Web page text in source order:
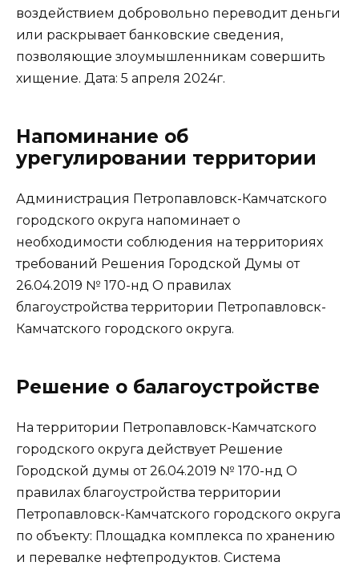
воздействием добровольно переводит деньги
или раскрывает банковские сведения,
позволяющие злоумышленникам совершить
хищение. Дата: 5 апреля 2024г.
Напоминание об
урегулировании территории
Администрация Петропавловск-Камчатского
городского округа напоминает о
необходимости соблюдения на территориях
требований Решения Городской Думы от
26.04.2019 № 170-нд О правилах
благоустройства территории Петропавловск-
Камчатского городского округа.
Решение о балагоустройстве
На территории Петропавловск-Камчатского
городского округа действует Решение
Городской думы от 26.04.2019 № 170-нд О
правилах благоустройства территории
Петропавловск-Камчатского городского округа
по объекту: Площадка комплекса по хранению
и перевалке нефтепродуктов. Система